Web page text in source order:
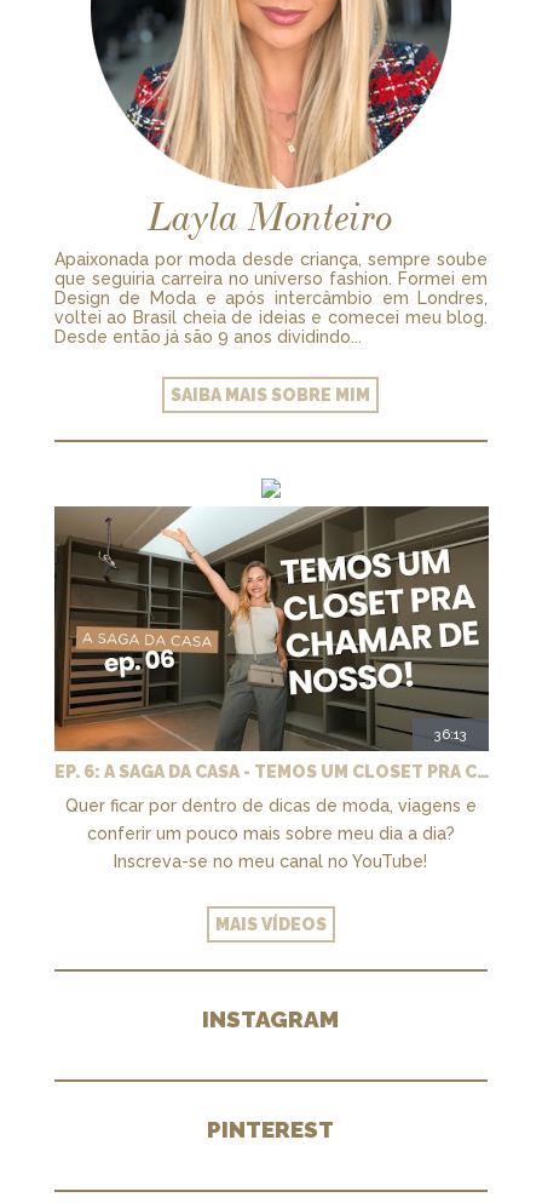
Layla Monteiro
Apaixonada por moda desde criança, sempre soube
que seguiria carreira no universo fashion. Formei em
Design de Moda e após intercâmbio em Londres,
voltei ao Brasil cheia de ideias e comecei meu blog.
Desde então já são 9 anos dividindo...
SAIBA MAIS SOBRE MIM
36:13
EP. 6: A SAGA DA CASA - TEMOS UM CLOSET PRA CHAMAR DE NOSSO + MARCENARIA E PAISAGISMO
Quer ficar por dentro de dicas de moda, viagens e
conferir um pouco mais sobre meu dia a dia?
Inscreva-se no meu canal no YouTube!
MAIS VÍDEOS
INSTAGRAM
PINTEREST